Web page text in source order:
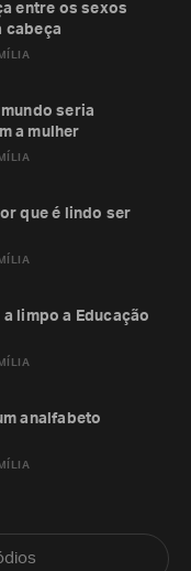
entre os sexos
cabeça
seria
a mulher
que é lindo ser
limpo a Educação
analfabeto